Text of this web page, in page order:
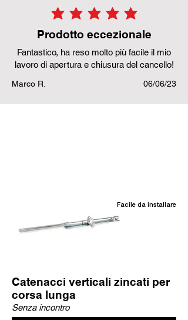
la valutazione media è 5 su
Prodotto eccezionale
Fantastico, ha reso molto più facile il mio
lavoro di apertura e chiusura del cancello!
Marco R. 06/06/23
Facile da installare
Catenacci verticali zincati per
corsa lunga
Senza incontro